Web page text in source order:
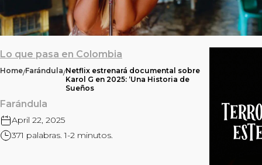
Lo que pasa en Colombia
Home/Farándula/Netflix estrenará documental sobre
Karol G en 2025: ‘Una Historia de
Sueños
Farándula
April 22, 2025
371 palabras. 1-2 minutos.